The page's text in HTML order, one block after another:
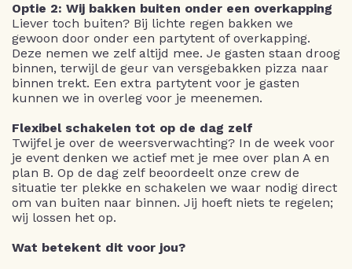
Optie 2: Wij bakken buiten onder een overkapping
Liever toch buiten? Bij lichte regen bakken we
gewoon door onder een partytent of overkapping.
Deze nemen we zelf altijd mee. Je gasten staan droog
binnen, terwijl de geur van versgebakken pizza naar
binnen trekt. Een extra partytent voor je gasten
kunnen we in overleg voor je meenemen.
Flexibel schakelen tot op de dag zelf
Twijfel je over de weersverwachting? In de week voor
je event denken we actief met je mee over plan A en
plan B. Op de dag zelf beoordeelt onze crew de
situatie ter plekke en schakelen we waar nodig direct
om van buiten naar binnen. Jij hoeft niets te regelen;
wij lossen het op.
Wat betekent dit voor jou?